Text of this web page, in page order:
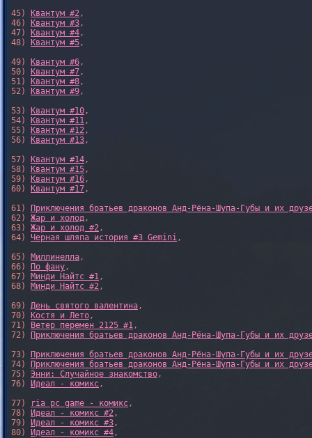
45)
Квантум #2,
46)
Квантум #3,
47)
Квантум #4,
48)
Квантум #5,
49)
Квантум #6,
50)
Квантум #7,
51)
Квантум #8,
52)
Квантум #9,
53)
Квантум #10,
54)
Квантум #11,
55)
Квантум #12,
56)
Квантум #13,
57)
Квантум #14,
58)
Квантум #15,
59)
Квантум #16,
60)
Квантум #17,
61)
Приключения братьев драконов Анд-Рёна-Шупа-Губы и их
62) Жар и холод,
63) Жар и холод #2,
64) Черная шляпа история #3 Gemini,
65) Миллинелла,
66)
По фану,
67) Минди Найтс #1,
68) Минди Найтс #2,
69) День святого валентина,
70)
Костя и Лето,
71)
Ветер перемен 2125 #1,
72)
Приключения братьев драконов Анд-Рёна-Шупа-Губы и их
73)
Приключения братьев драконов Анд-Рёна-Шупа-Губы и их
74)
Приключения братьев драконов Анд-Рёна-Шупа-Губы и их
75) Энни: Случайное знакомство,
76)
Идеал - комикс,
77)
ria pc game - комикс,
78)
Идеал - комикс #2,
79)
Идеал - комикс #3,
80)
Идеал - комикс #4,